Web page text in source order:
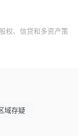
权、信贷和多资产策
住宅、物流设施、酒店
先股权和商业抵押支持
产。
域存疑